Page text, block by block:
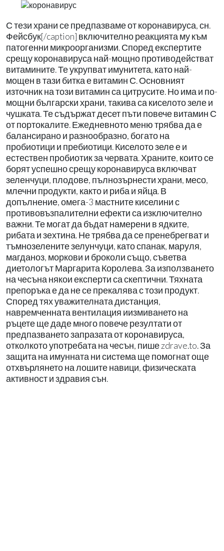
С тези храни се предпазваме от коронавируса, сн.
Фейсбук[/caption] включително реакцията му към
патогенни микроорганизми. Според експертите
срещу коронавируса най-мощно противодействат
витамините. Те укрупват имунитета, като най-
мощен в тази битка е витамин С. Основният
източник на този витамин са цитрусите. Но има и по-
мощни български храни, такива са киселото зеле и
чушката. Те съдържат десет пъти повече витамин С
от портокалите. Ежедневното меню трябва да е
балансирано и разнообразно, богато на
пробиотици и пребиотици. Киселото зеле е и
естествен пробиотик за червата. Храните, които се
борят успешно срещу коронавируса включват
зеленчуци, плодове, пълнозърнести храни, месо,
млечни продукти, както и риба и яйца. В
допълнение, омега-3 мастните киселини с
противовъзпалителни ефекти са изключително
важни. Те могат да бъдат намерени в ядките,
рибата и зехтина. Не трябва да се пренебрегват и
тъмнозелените зелунчуци, като спанак, маруля,
магданоз, моркови и броколи също, съветва
диетологът Маргарита Королева. За използването
на чесъна някои експерти са скептични. Тяхната
препоръка е да не се прекалява с този продукт.
Според тях уважителната дистанция,
навремченната вентилация иизмиването на
ръцете ще даде много повече резултати от
предпазването запразата от коронавируса,
отколкото употребата на чесън, пише zdrave.to. За
защита на имунната ни система ще помогнат още
отхвърлянето на лошите навици, физическата
активност и здравия сън.